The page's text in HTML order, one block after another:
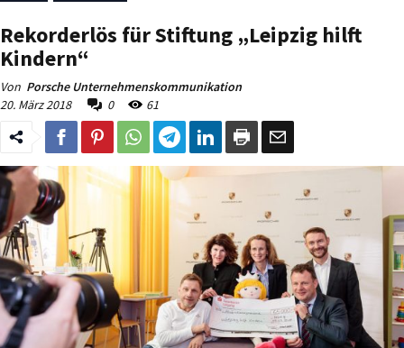
Rekorderlös für Stiftung „Leipzig hilft
Kindern“
Von Porsche Unternehmenskommunikation
20. März 2018
0 61